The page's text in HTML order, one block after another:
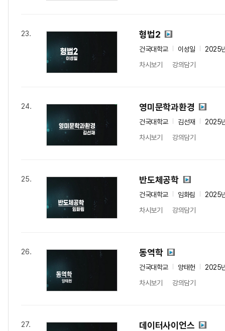
23. 형법2
건국대학교 이성일
2025
차시보기
강의담기
24. 영미문학과환경
건국대학교 김선재
2025
차시보기
강의담기
25. 반도체공학
건국대학교 임화림
2025
차시보기
강의담기
26. 동역학
건국대학교 양태헌
2025
차시보기
강의담기
27. 데이터사이언스